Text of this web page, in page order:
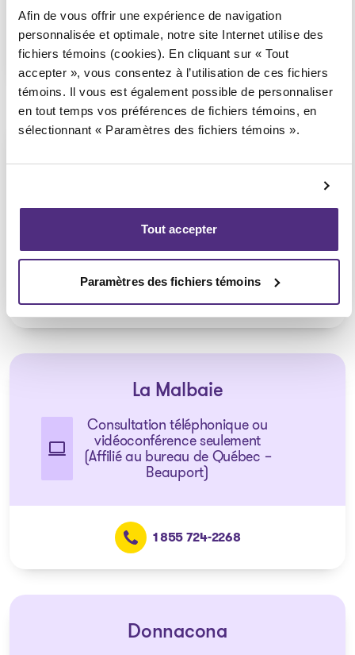
Afin de vous offrir une expérience de navigation
personnalisée et optimale, notre site Internet utilise des
fichiers témoins (cookies). En cliquant sur « Tout
accepter », vous consentez à l’utilisation de ces fichiers
témoins. Il vous est également possible de personnaliser
en tout temps vos préférences de fichiers témoins, en
sélectionnant « Paramètres des fichiers témoins ».
Tout accepter
Paramètres des fichiers témoins
1 855 724-2268
(Affilié au bureau de Québec –
Grande-Allée)
La Malbaie
Consultation téléphonique ou
vidéoconférence seulement
(Affilié au bureau de Québec –
Beauport)
1 855 724-2268
Donnacona